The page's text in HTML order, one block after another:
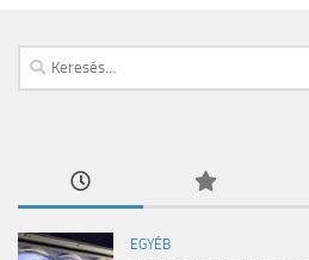
Keresés:
EGYÉB